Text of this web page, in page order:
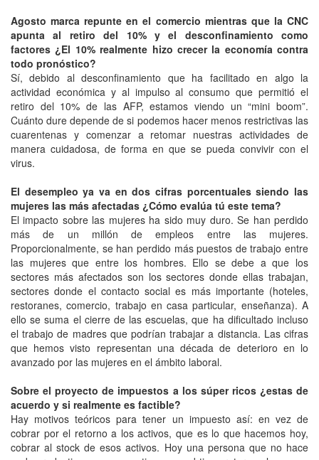
Agosto marca repunte en el comercio mientras que la CNC
apunta al retiro del 10% y el desconfinamiento como
factores ¿El 10% realmente hizo crecer la economía contra
todo pronóstico?
Sí, debido al desconfinamiento que ha facilitado en algo la
actividad económica y al impulso al consumo que permitió el
retiro del 10% de las AFP, estamos viendo un “mini boom”.
Cuánto dure depende de si podemos hacer menos restrictivas las
cuarentenas y comenzar a retomar nuestras actividades de
manera cuidadosa, de forma en que se pueda convivir con el
virus.
El desempleo ya va en dos cifras porcentuales siendo las
mujeres las más afectadas ¿Cómo evalúa tú este tema?
El impacto sobre las mujeres ha sido muy duro. Se han perdido
más de un millón de empleos entre las mujeres.
Proporcionalmente, se han perdido más puestos de trabajo entre
las mujeres que entre los hombres. Ello se debe a que los
sectores más afectados son los sectores donde ellas trabajan,
sectores donde el contacto social es más importante (hoteles,
restoranes, comercio, trabajo en casa particular, enseñanza). A
ello se suma el cierre de las escuelas, que ha dificultado incluso
el trabajo de madres que podrían trabajar a distancia. Las cifras
que hemos visto representan una década de deterioro en lo
avanzado por las mujeres en el ámbito laboral.
Sobre el proyecto de impuestos a los súper ricos ¿estas de
acuerdo y si realmente es factible?
Hay motivos teóricos para tener un impuesto así: en vez de
cobrar por el retorno a los activos, que es lo que hacemos hoy,
cobrar al stock de esos activos. Hoy una persona que no hace